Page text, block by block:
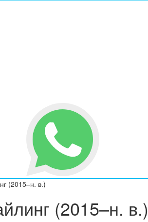
(2015–н. в.)
(2015–н. в.)